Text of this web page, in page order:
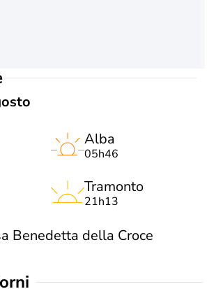
Alba
05h46
Tramonto
21h13
Benedetta della Croce